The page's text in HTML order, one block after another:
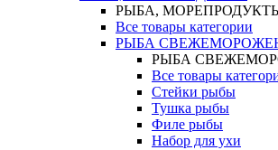
РЫБА,
Все товары категории
РЫБА
РЫБА
Все товары
Стейки рыбы
Тушка рыбы
Филе рыбы
Набор для ухи